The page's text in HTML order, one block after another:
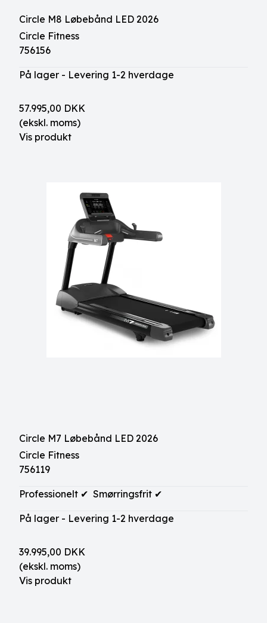
Circle M8 Løbebånd LED 2026
Circle Fitness
756156
På lager - Levering 1-2 hverdage
57.995,00 DKK
(ekskl. moms)
Vis produkt
Circle M7 Løbebånd LED 2026
Circle Fitness
756119
Professionelt ✔ Smørringsfrit ✔
På lager - Levering 1-2 hverdage
39.995,00 DKK
(ekskl. moms)
Vis produkt